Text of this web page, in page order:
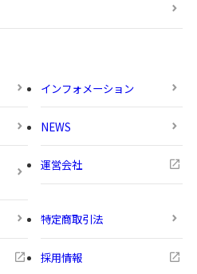
インフォメーション
NEWS
運営会社
特定商取引法
採用情報